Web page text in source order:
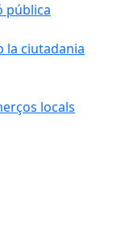
pública
la ciutadania
locals